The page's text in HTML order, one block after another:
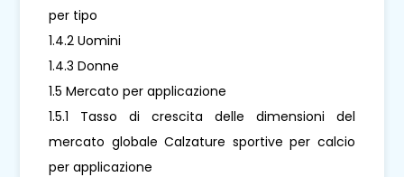
per tipo
1.4.2 Uomini
1.4.3 Donne
1.5 Mercato per applicazione
1.5.1 Tasso di crescita delle dimensioni del
mercato globale Calzature sportive per calcio
per applicazione